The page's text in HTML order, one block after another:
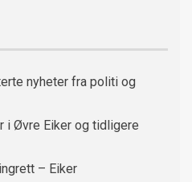
nyheter fra politi og
i Øvre Eiker og tidligere
– Eiker